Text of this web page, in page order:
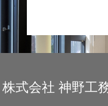
株式会社 神野工